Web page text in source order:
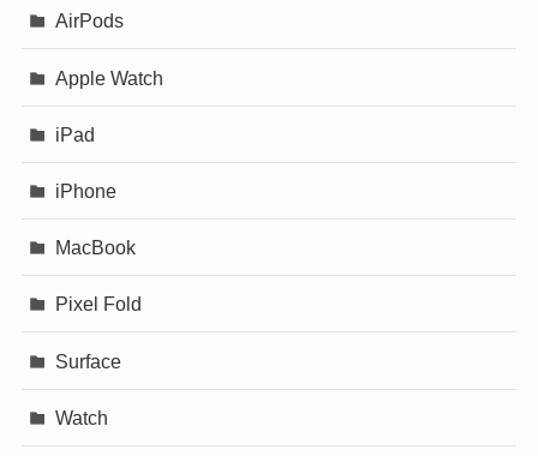
AirPods
Apple Watch
iPad
iPhone
MacBook
Pixel Fold
Surface
Watch